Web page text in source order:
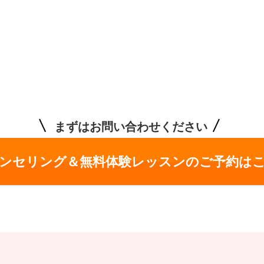
まずはお問い合わせください
セリング＆無料体験レッスンのご予約は